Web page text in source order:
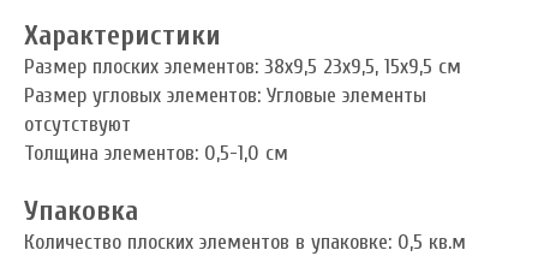
Характеристики
Размер плоских элементов: 38x9,5 23x9,5, 15x9,5 см
Размер угловых элементов: Угловые элементы
отсутствуют
Толщина элементов: 0,5-1,0 см
Упаковка
Количество плоских элементов в упаковке: 0,5 кв.м